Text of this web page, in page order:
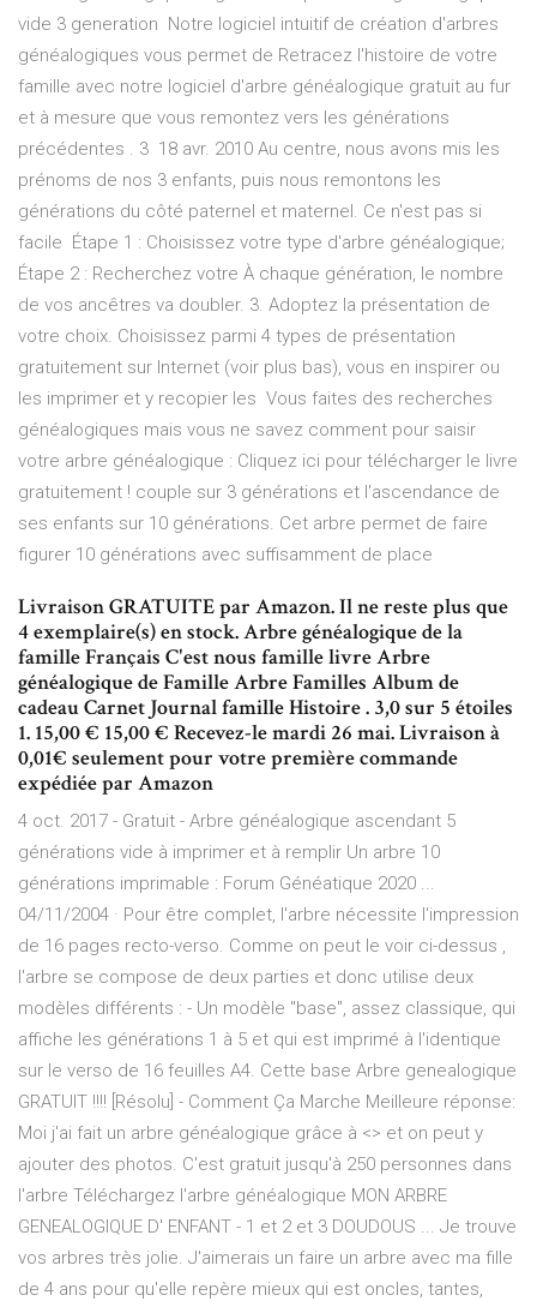
vide 3 generation Notre logiciel intuitif de création d'arbres
généalogiques vous permet de Retracez l'histoire de votre
famille avec notre logiciel d'arbre généalogique gratuit au fur
et à mesure que vous remontez vers les générations
précédentes . 3 18 avr. 2010 Au centre, nous avons mis les
prénoms de nos 3 enfants, puis nous remontons les
générations du côté paternel et maternel. Ce n'est pas si
facile Étape 1 : Choisissez votre type d'arbre généalogique;
Étape 2 : Recherchez votre À chaque génération, le nombre
de vos ancêtres va doubler. 3. Adoptez la présentation de
votre choix. Choisissez parmi 4 types de présentation
gratuitement sur Internet (voir plus bas), vous en inspirer ou
les imprimer et y recopier les Vous faites des recherches
généalogiques mais vous ne savez comment pour saisir
votre arbre généalogique : Cliquez ici pour télécharger le livre
gratuitement ! couple sur 3 générations et l'ascendance de
ses enfants sur 10 générations. Cet arbre permet de faire
figurer 10 générations avec suffisamment de place
Livraison GRATUITE par Amazon. Il ne reste plus que
4 exemplaire(s) en stock. Arbre généalogique de la
famille Français C'est nous famille livre Arbre
généalogique de Famille Arbre Familles Album de
cadeau Carnet Journal famille Histoire . 3,0 sur 5 étoiles
1. 15,00 € 15,00 € Recevez-le mardi 26 mai. Livraison à
0,01€ seulement pour votre première commande
expédiée par Amazon
4 oct. 2017 - Gratuit - Arbre généalogique ascendant 5
générations vide à imprimer et à remplir Un arbre 10
générations imprimable : Forum Généatique 2020 ...
04/11/2004 · Pour être complet, l'arbre nécessite l'impression
de 16 pages recto-verso. Comme on peut le voir ci-dessus ,
l'arbre se compose de deux parties et donc utilise deux
modèles différents : - Un modèle "base", assez classique, qui
affiche les générations 1 à 5 et qui est imprimé à l'identique
sur le verso de 16 feuilles A4. Cette base Arbre genealogique
GRATUIT !!!! [Résolu] - Comment Ça Marche Meilleure réponse:
Moi j'ai fait un arbre généalogique grâce à <> et on peut y
ajouter des photos. C'est gratuit jusqu'à 250 personnes dans
l'arbre Téléchargez l'arbre généalogique MON ARBRE
GENEALOGIQUE D' ENFANT - 1 et 2 et 3 DOUDOUS ... Je trouve
vos arbres très jolie. J'aimerais un faire un arbre avec ma fille
de 4 ans pour qu'elle repère mieux qui est oncles, tantes,